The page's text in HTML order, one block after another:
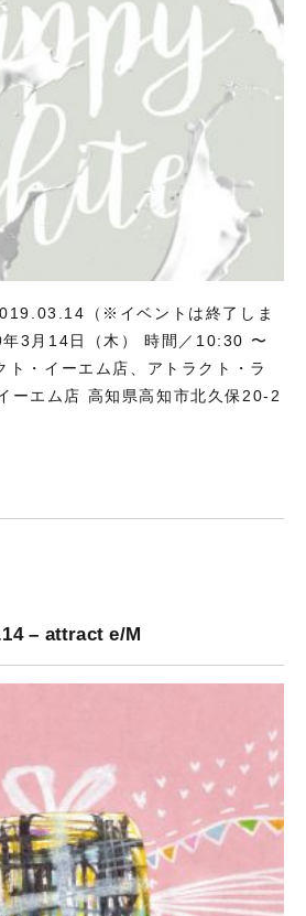
（※イベントは終了しま
3月14日（木） 時間／10:30 〜
・イーエム店、アトラクト・ラ
ーエム店 高知県高知市北久保20-2
– attract e/M